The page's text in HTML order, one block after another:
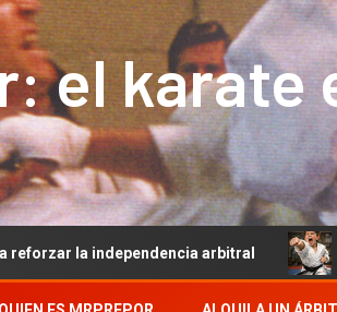
el karate
arbitral Evolución del